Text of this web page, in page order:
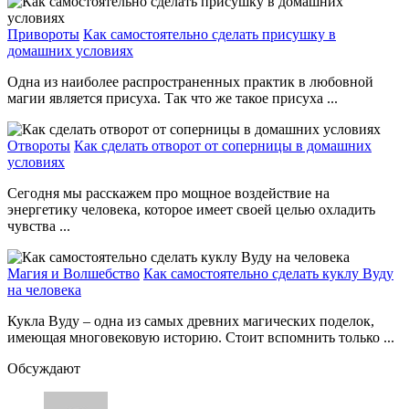
Привороты Как самостоятельно сделать присушку в
домашних условиях
Одна из наиболее распространенных практик в любовной
магии является присуха. Так что же такое присуха ...
Отвороты Как сделать отворот от соперницы в домашних
условиях
Сегодня мы расскажем про мощное воздействие на
энергетику человека, которое имеет своей целью охладить
чувства ...
Магия и Волшебство Как самостоятельно сделать куклу Вуду
на человека
Кукла Вуду – одна из самых древних магических поделок,
имеющая многовековую историю. Стоит вспомнить только ...
Обсуждают